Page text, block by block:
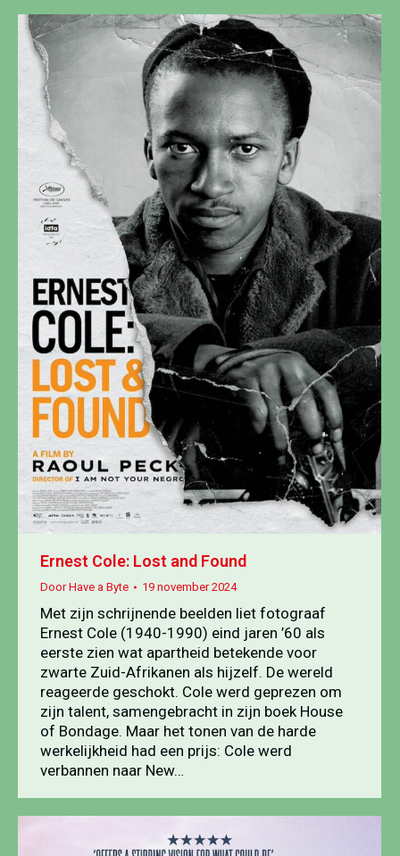
Ernest Cole: Lost and Found
DoorHave a Byte 19 november 2024
Met zijn schrijnende beelden liet fotograaf
Ernest Cole (1940-1990) eind jaren ’60 als
eerste zien wat apartheid betekende voor
zwarte Zuid-Afrikanen als hijzelf. De wereld
reageerde geschokt. Cole werd geprezen om
zijn talent, samengebracht in zijn boek House
of Bondage. Maar het tonen van de harde
werkelijkheid had een prijs: Cole werd
verbannen naar New…